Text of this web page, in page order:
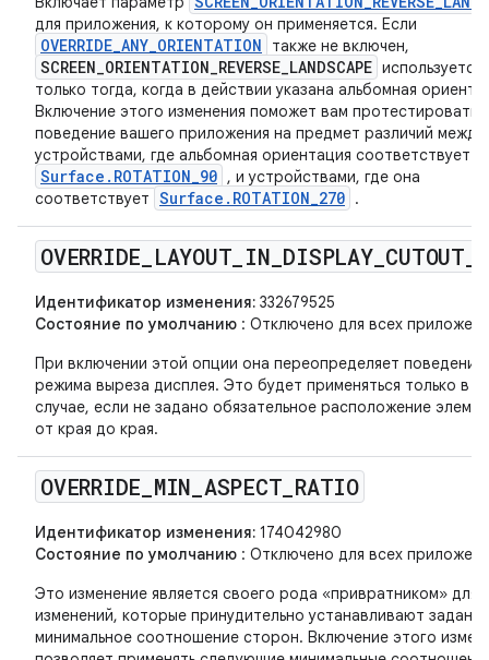
для приложения, к которому он применяется. Если
OVERRIDE_ANY_ORIENTATION также не включен,
SCREEN_ORIENTATION_REVERSE_LANDSCAPE используется
только тогда, когда в действии указана альбомная
Включение этого изменения поможет вам протестировать
поведение вашего приложения на предмет различий между
устройствами, где альбомная ориентация соответствует
Surface.ROTATION_90 , и устройствами, где она
соответствует Surface.ROTATION_270 .
OVERRIDE LAYOUT IN DISPLAY_ CUTOUT
Идентификатор изменения: 332679525
Состояние по умолчанию : Отключено для всех
При включении этой опции она переопределяет поведение
режима выреза дисплея. Это будет применяться только в
случае, если не задано обязательное расположение
от края до края.
OVERRIDE MIN ASPECT RATIO
Идентификатор изменения: 174042980
Состояние по умолчанию : Отключено для всех
Это изменение является своего рода «привратником» для
изменений, которые принудительно устанавливают
минимальное соотношение сторон. Включение этого